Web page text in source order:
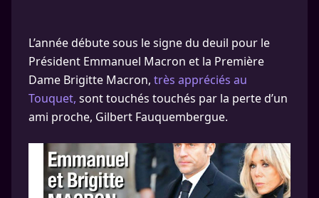
L’année débute sous le signe du deuil pour le
Président Emmanuel Macron et la Première
Dame Brigitte Macron, très appréciés au
Touquet, sont touchés touchés par la perte d’un
ami proche, Gilbert Fauquembergue.